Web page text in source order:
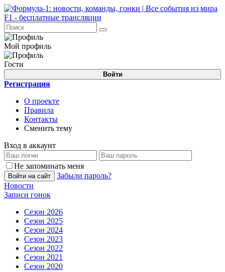
Мой профиль
Гости
Войти
Регистрация
О проекте
Правила
Контакты
Сменить тему
Вход в аккаунт
Не запоминать меня
Войти на сайт
Забыли пароль?
Новости
Записи гонок
Сезон 2026
Сезон 2025
Сезон 2024
Сезон 2023
Сезон 2022
Сезон 2021
Сезон 2020